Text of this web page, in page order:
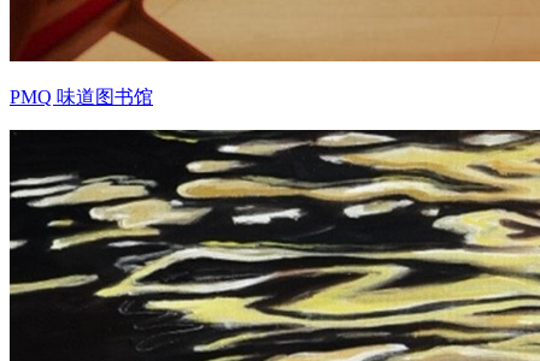
PMQ 味道图书馆